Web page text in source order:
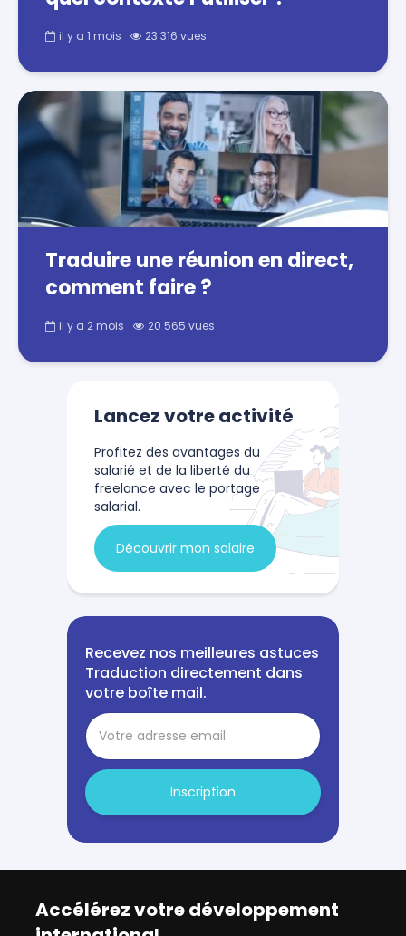
il y a 1 mois 23 316 vues
Traduire une réunion en direct,
comment faire ?
il y a 2 mois 20 565 vues
Lancez votre activité
Profitez des avantages du
salarié et de la liberté du
freelance avec le portage
salarial.
Découvrir mon salaire
Recevez nos meilleures astuces
Traduction directement dans
votre boîte mail.
Inscription
Accélérez votre développement